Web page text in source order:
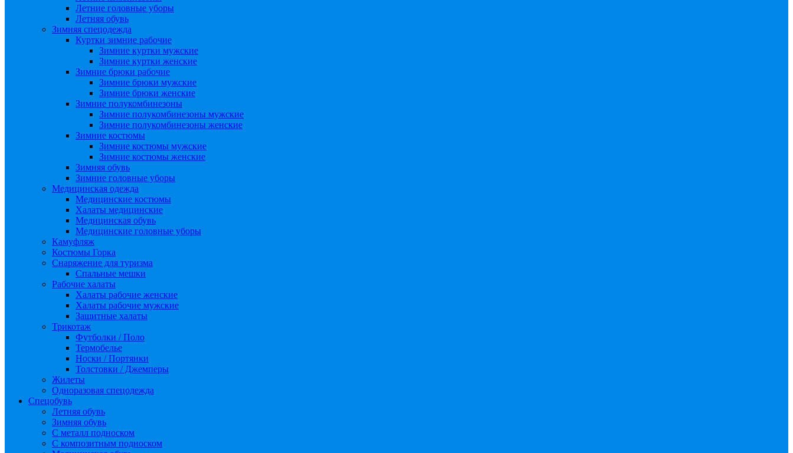
Летние головные уборы
Летняя обувь
Зимняя спецодежда
Куртки зимние рабочие
Зимние куртки мужские
Зимние куртки женские
Зимние брюки рабочие
Зимние брюки мужские
Зимние брюки женские
Зимние полукомбинезоны
Зимние полукомбинезоны мужские
Зимние полукомбинезоны женские
Зимние костюмы
Зимние костюмы мужские
Зимние костюмы женские
Зимняя обувь
Зимние головные уборы
Медицинская одежда
Медицинские костюмы
Халаты медицинские
Медицинская обувь
Медицинские головные уборы
Камуфляж
Костюмы Горка
Снаряжение для туризма
Спальные мешки
Рабочие халаты
Халаты рабочие женские
Халаты рабочие мужские
Защитные халаты
Трикотаж
Футболки / Поло
Термобелье
Носки / Портянки
Толстовки / Джемперы
Жилеты
Одноразовая спецодежда
Спецобувь
Летняя обувь
Зимняя обувь
С металл подноском
С композитным подноском